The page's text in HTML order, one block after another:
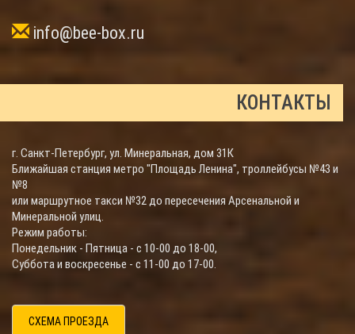
info@bee-box.ru
КОНТАКТЫ
г. Санкт-Петербург, ул. Минеральная, дом 31К
Ближайшая станция метро "Площадь Ленина", троллейбусы №43 и
№8
или маршрутное такси №32 до пересечения Арсенальной и
Минеральной улиц.
Режим работы:
Понедельник - Пятница - с 10-00 до 18-00,
Суббота и воскресенье - с 11-00 до 17-00.
СХЕМА ПРОЕЗДА